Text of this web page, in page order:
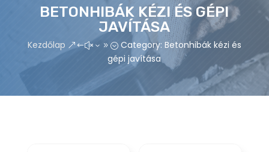
BETONHIBÁK KÉZI ÉS GÉPI
JAVÍTÁSA
Kezdőlap &#x39; Category: Betonhibák kézi és
gépi javítása